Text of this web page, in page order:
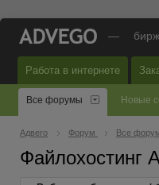
—
Работа в интернете
Все форумы Новые
Адвего Форум Все
Файлохостинг